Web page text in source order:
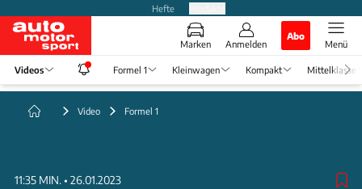
Hefte
Marken Anmelden
Abo
Menü
Videos Formel 1 Kleinwagen Kompakt Mittelklasse
Video Formel 1
11:35 MIN. • 26.01.2023